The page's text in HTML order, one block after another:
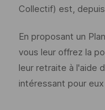
Collectif) est,
En proposant un
vous leur offrez la
leur retraite à l'aide
intéressant pour